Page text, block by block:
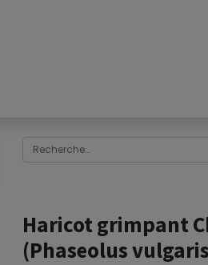
Haricot grimpant
(Phaseolus